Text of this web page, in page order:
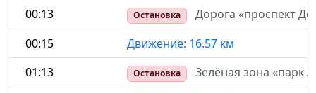
00:13
Остановка
Дорога «проспект
00:15
Движение: 16.57 км
01:13
Остановка
Зелёная зона «парк